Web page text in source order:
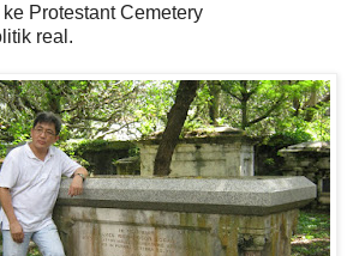
Protestant Cemetery
real.